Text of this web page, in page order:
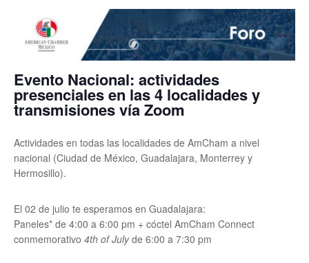
Evento Nacional: actividades
presenciales en las 4 localidades y
transmisiones vía Zoom
Actividades en todas las localidades de AmCham a nivel
nacional (Ciudad de México, Guadalajara, Monterrey y
Hermosillo).
El 02 de julio te esperamos en Guadalajara:
Paneles* de 4:00 a 6:00 pm + cóctel AmCham Connect
conmemorativo 4th of Julyde 6:00 a 7:30 pm